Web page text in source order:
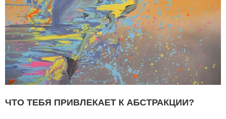
ЧТО ТЕБЯ ПРИВЛЕКАЕТ К АБСТРАКЦИИ?